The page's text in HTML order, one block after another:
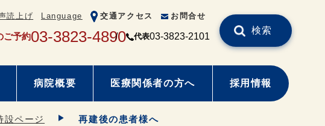
読上げ Language 交通アクセス お問合せ
ご予約03-3823-4890 代表03-3823-2101
検索
病院概要 医療関係者の方へ 採用情報
設ページ 再建後の患者様へ